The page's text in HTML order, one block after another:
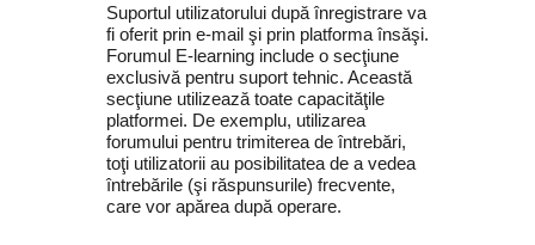
Suportul utilizatorului după înregistrare va
fi oferit prin e-mail şi prin platforma însăşi.
Forumul E-learning include o secţiune
exclusivă pentru suport tehnic. Această
secţiune utilizează toate capacităţile
platformei. De exemplu, utilizarea
forumului pentru trimiterea de întrebări,
toţi utilizatorii au posibilitatea de a vedea
întrebările (şi răspunsurile) frecvente,
care vor apărea după operare.